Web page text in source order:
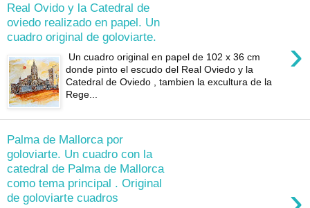
Real Ovido y la Catedral de
oviedo realizado en papel. Un
cuadro original de goloviarte.
›
Un cuadro original en papel de 102 x 36 cm
donde pinto el escudo del Real Oviedo y la
Catedral de Oviedo , tambien la excultura de la
Rege...
Palma de Mallorca por
goloviarte. Un cuadro con la
catedral de Palma de Mallorca
como tema principal . Original
de goloviarte cuadros